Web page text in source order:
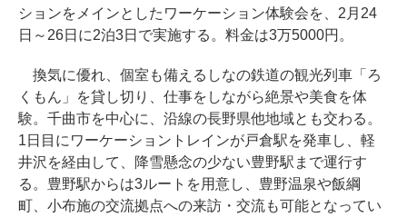
ションをメインとしたワーケーション体験会を、2月24
日～26日に2泊3日で実施する。料金は3万5000円。
換気に優れ、個室も備えるしなの鉄道の観光列車「ろ
くもん」を貸し切り、仕事をしながら絶景や美食を体
験。千曲市を中心に、沿線の長野県他地域とも交わる。
1日目にワーケーショントレインが戸倉駅を発車し、軽
井沢を経由して、降雪懸念の少ない豊野駅まで運行す
る。豊野駅からは3ルートを用意し、豊野温泉や飯綱
町、小布施の交流拠点への来訪・交流も可能となってい